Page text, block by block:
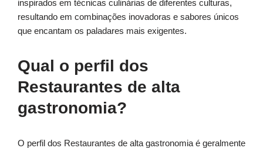
inspirados em técnicas culinárias de diferentes culturas,
resultando em combinações inovadoras e sabores únicos
que encantam os paladares mais exigentes.
Qual o perfil dos
Restaurantes de alta
gastronomia?
O perfil dos Restaurantes de alta gastronomia é geralmente